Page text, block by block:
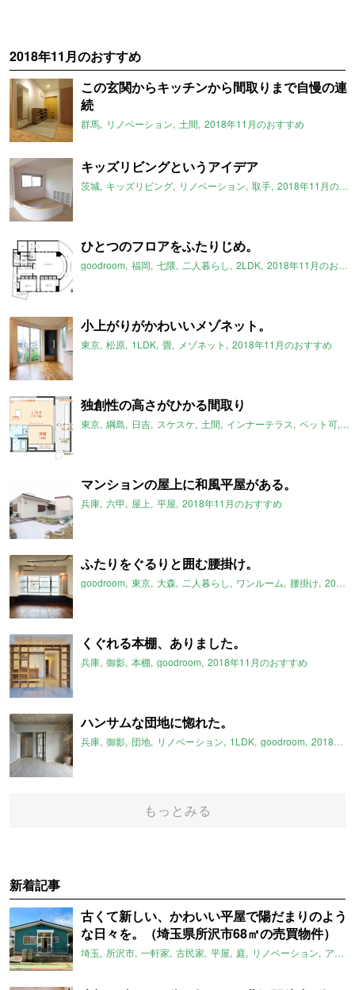
2018年11月のおすすめ
この玄関からキッチンから間取りまで自慢の連
続
群馬 リノベーション 土間 2018年11月のおすすめ
キッズリビングというアイデア
茨城 キッズリビング リノベーション 取手 2018年11月のおすすめ
ひとつのフロアをふたりじめ。
goodroom 福岡 七隈 二人暮らし 2LDK 2018年11月のおすすめ
小上がりがかわいいメゾネット。
東京 松原 1LDK 畳 メゾネット 2018年11月のおすすめ
独創性の高さがひかる間取り
東京 綱島 日吉 スケスケ 土間 インナーテラス ペット可
マンションの屋上に和風平屋がある。
兵庫 六甲 屋上 平屋 2018年11月のおすすめ
ふたりをぐるりと囲む腰掛け。
goodroom 東京 大森 二人暮らし ワンルーム 腰掛け 2018年11月のおすすめ
くぐれる本棚、ありました。
兵庫 御影 本棚 goodroom 2018年11月のおすすめ
ハンサムな団地に惚れた。
兵庫 御影 団地 リノベーション 1LDK goodroom 2018年11月のおすすめ
もっとみる
新着記事
古くて新しい、かわいい平屋で陽だまりのよう
な日々を。（埼玉県所沢市68㎡の売買物件）
埼玉 所沢市 一軒家 古民家 平屋 庭 リノベーション アメリカンハウス